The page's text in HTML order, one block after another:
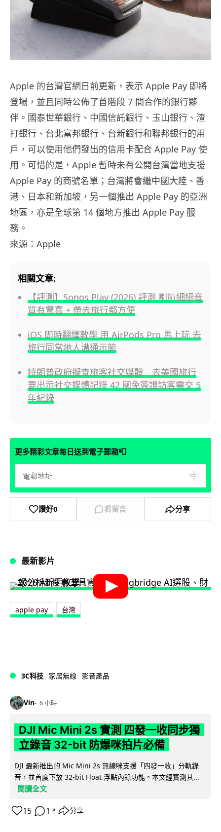
Apple 的台灣官網日前更新，表示 Apple Pay 即將
登場，並且同時公佈了首階段 7 間合作的銀行夥
伴。國泰世華銀行、中國信託銀行、玉山銀行、渣
打銀行、台北富邦銀行、台新銀行和聯邦銀行的用
戶，可以使用他們發出的信用卡配合 Apple Pay 使
用。可惜的是，Apple 暫時未有公開台灣當地支援
Apple Pay 的商號名單；台灣將會繼中國大陸、香
港、日本和新加坡，另一個推出 Apple Pay 的亞洲
地區，亦是全球第 14 個地方推出 Apple Pay 服
務。
來源：Apple
相關文章:
【評測】Sonos Play (2026) 評測 喇叭細細音
質有驚喜 + 帶去旅行都方便
iOS 即時翻譯教學 用 AirPods Pro 馬上玩 去
旅行同當地人溝通示範
特朗普政府擬查旅客社交媒體 去美國旅行
要出示社交媒體記錄 42 國免簽證訪客需交 5
年紀錄
更多精彩文章每日送到電子郵箱📮
讚好0 看留言 分享
最新影片
apple pay 台灣
3C科技 家居無線 影音產品
Vin 6 小時
DJI Mic Mini 2s 實測 四發一收同步獨
立錄音 32-bit 防爆咪拍片必備
DJI 最新推出的 Mic Mini 2s 無線咪支援「四發一收」分軌錄
音，並首度下放 32-bit Float 浮點內錄功能。本文經實測其...
閱讀全文
15 1 ↗ 分享